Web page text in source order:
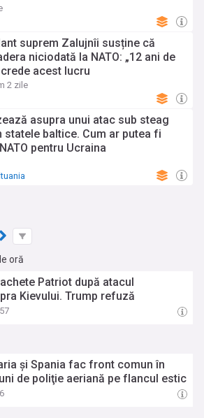
suprem Zalujnîi susține că
niciodată la NATO: „12 ani de
acest lucru
2 zile
asupra unui atac sub steag
statele baltice. Cum ar putea fi
pentru Ucraina
oră
Patriot după atacul
Kievului. Trump refuză
şi Spania fac front comun în
de poliţie aeriană pe flancul estic